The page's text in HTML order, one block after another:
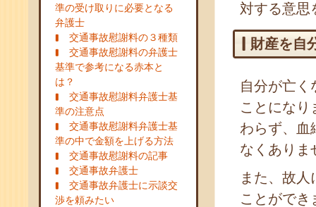
準の受け取りに必要となる
弁護士
交通事故慰謝料の３種類
交通事故慰謝料の弁護士
基準で参考になる赤本と
は？
交通事故慰謝料弁護士基
準の注意点
交通事故慰謝料弁護士基
準の中で金額を上げる方法
交通事故慰謝料の記事
交通事故弁護士
交通事故弁護士に示談交
渉を頼みたい
対する意思
財産を自
自分が亡く
ことになり
わらず、血
なくありま
また、故
ことができ